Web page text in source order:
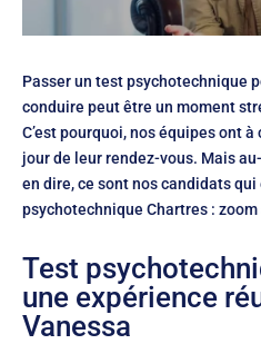
Passer un test psychotechnique
conduire peut être un moment
C’est pourquoi, nos équipes ont
jour de leur rendez-vous. Mais
en dire, ce sont nos candidats
psychotechnique Chartres : zoom
Test
une expérience
Vanessa